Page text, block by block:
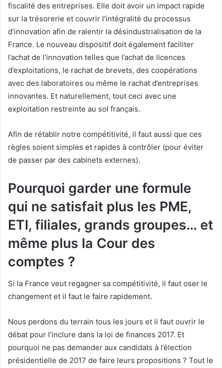
fiscalité des entreprises. Elle doit avoir un impact rapide
sur la trésorerie et couvrir l’intégralité du processus
d’innovation afin de ralentir la désindustrialisation de la
France. Le nouveau dispositif doit également faciliter
l’achat de l’innovation telles que l’achat de licences
d’exploitations, le rachat de brevets, des coopérations
avec des laboratoires ou même le rachat d’entreprises
innovantes. Et naturellement, tout ceci avec une
exploitation restreinte au sol français.
Afin de rétablir notre compétitivité, il faut aussi que ces
règles soient simples et rapides à contrôler (pour éviter
de passer par des cabinets externes).
Pourquoi garder une formule
qui ne satisfait plus les PME,
ETI, filiales, grands groupes… et
même plus la Cour des
comptes ?
Si la France veut regagner sa compétitivité, il faut oser le
changement et il faut le faire rapidement.
Nous perdons du terrain tous les jours et il faut ouvrir le
débat pour l’inclure dans la loi de finances 2017. Et
pourquoi ne pas demander aux candidats à l’élection
présidentielle de 2017 de faire leurs propositions ? Tout le